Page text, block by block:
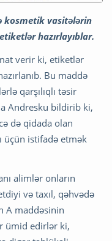
kosmetik vasitələrin
hazırlayıblar.
verir ki, etiketlər
Bu maddə
qarşılıqlı təsir
Andresku bildirib ki,
də qidada olan
üçün istifadə etmək
alimlər onların
və taxıl, qəhvədə
A maddəsinin
ümid edirlər ki,